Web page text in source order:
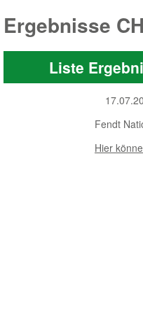
Ergebnisse
Liste
Fendt
Hier